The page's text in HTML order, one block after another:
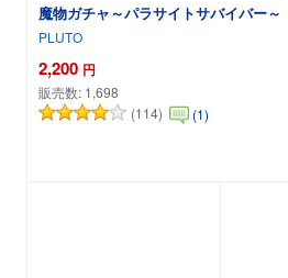
魔物ガチャ～パラサイトサバイバー～
PLUTO
2,200 円
販売数: 1,698
(114)
(1)